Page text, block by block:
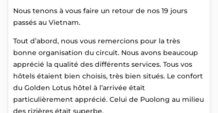
Nous tenons à vous faire un retour de nos 19 jours
passés au Vietnam.
Tout d’abord, nous vous remercions pour la très
bonne organisation du circuit. Nous avons beaucoup
apprécié la qualité des différents services. Tous vos
hôtels étaient bien choisis, très bien situés. Le confort
du Golden Lotus hôtel à l’arrivée était
particulièrement apprécié. Celui de Puolong au milieu
des rizières était superbe.